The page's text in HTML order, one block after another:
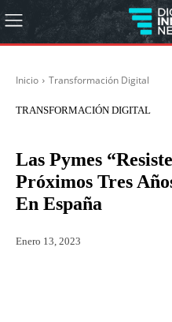
Inicio Transformación Digital
TRANSFORMACIÓN DIGITAL
Las Pymes
Próximos Tres
En España
Enero 13, 2023